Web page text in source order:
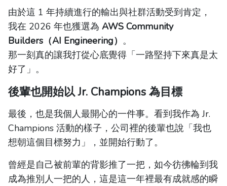
由於這 1 年持續進行的輸出與社群活動受到肯定，
我在 2026 年也獲選為 AWS Community
Builders（AI Engineering） 。
那一刻真的讓我打從心底覺得「一路堅持下來真是太
好了」。
後輩也開始以 Jr. Champions 為目標
最後，也是我個人最開心的一件事。看到我作為 Jr.
Champions 活動的樣子，公司裡的後輩也說「我也
想朝這個目標努力」，並開始行動了。
曾經是自己被前輩的背影推了一把，如今彷彿輪到我
成為推別人一把的人，這是這一年裡最有成就感的瞬